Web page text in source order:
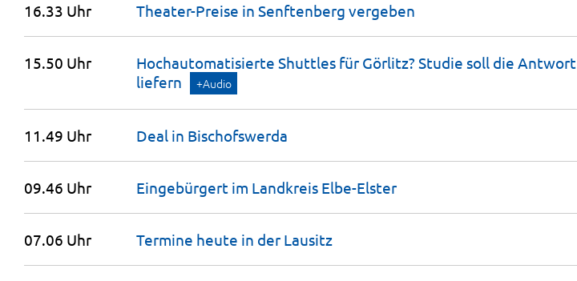
16.33 Uhr Theater-Preise in Senftenberg vergeben
15.50 Uhr
Hochautomatisierte Shuttles für Görlitz? Studie soll die Antwort
liefern
+Audio
11.49 Uhr Deal in Bischofswerda
09.46 Uhr Eingebürgert im Landkreis Elbe-Elster
07.06 Uhr Termine heute in der Lausitz